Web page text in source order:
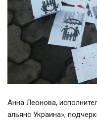
Анна Леонова,
альянс Украина»,